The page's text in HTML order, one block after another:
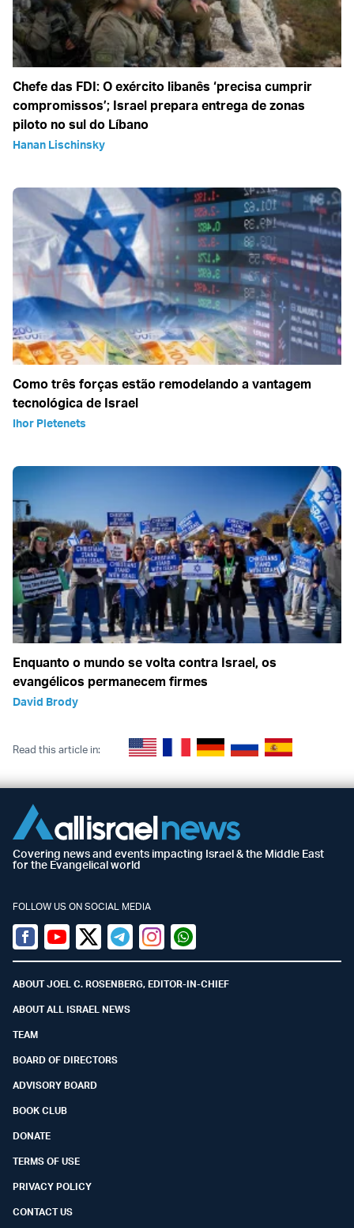
Chefe das FDI: O exército libanês ‘precisa cumprir
compromissos’; Israel prepara entrega de zonas
piloto no sul do Líbano
Hanan Lischinsky
Como três forças estão remodelando a vantagem
tecnológica de Israel
Ihor Pletenets
Enquanto o mundo se volta contra Israel, os
evangélicos permanecem firmes
David Brody
Read this article in:
Covering news and events impacting Israel & the Middle East
for the Evangelical world
FOLLOW US ON SOCIAL MEDIA
Facebook
YoutubeTwitter (X)
TelegramInstagramWhatsapp
ABOUT JOEL C. ROSENBERG, EDITOR-IN-CHIEF
ABOUT ALL ISRAEL NEWS
TEAM
BOARD OF DIRECTORS
ADVISORY BOARD
BOOK CLUB
DONATE
TERMS OF USE
PRIVACY POLICY
CONTACT US